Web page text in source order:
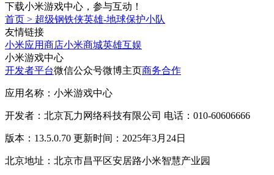
下载小米游戏中心，参与互动！
首页 > 超级钢铁侠英雄-地球保护小队
友情链接
小米应用商店小米商城英雄互娱
小米游戏中心
开发者平台微信公众号微博主页商务合作
应用名称：小米游戏中心
开发者：北京瓦力网络科技有限公司 电话：010-60606666
版本：13.5.0.70 更新时间：2025年3月24日
北京地址：北京市昌平区安居路小米智慧产业园